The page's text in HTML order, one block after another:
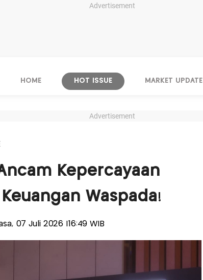
Advertisement
HOME HOT ISSUE MARKET UPDATE
Advertisement
Kepercayaan
Waspada!
07 Juli 2026 |16:49 WIB